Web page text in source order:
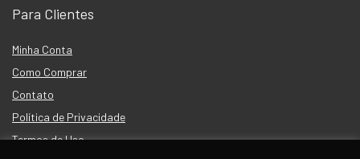
Para Clientes
Minha Conta
Como Comprar
Contato
Política de Privacidade
Termos de Uso